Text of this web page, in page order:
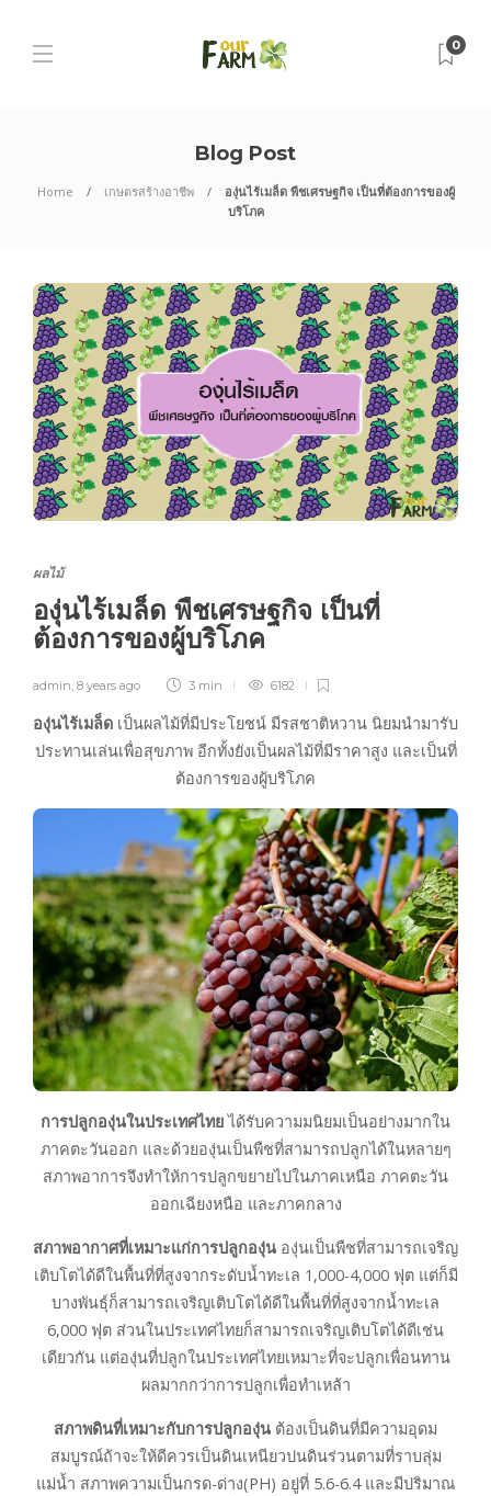
0
Blog Post
Home เกษตรสร้างอาชีพ
องุ่นไร้เมล็ด พืชเศรษฐกิจ เป็นที่ต้องการของผู้
บริโภค
ผลไม้
องุ่นไร้เมล็ด พืชเศรษฐกิจ เป็นที่
ต้องการของผู้บริโภค
admin 8 years ago 3 min 6182
องุ่นไร้เมล็ด เป็นผลไม้ที่มีประโยชน์ มีรสชาติหวาน นิยมนำมารับ
ประทานเล่นเพื่อสุขภาพ อีกทั้งยังเป็นผลไม้ที่มีราคาสูง และเป็นที่
ต้องการของผู้บริโภค
การปลูกองุ่นในประเทศไทยได้รับความมนิยมเป็นอย่างมากใน
ภาคตะวันออก และด้วยองุ่นเป็นพืชที่สามารถปลูกได้ในหลายๆ
สภาพอาการจึงทำให้การปลูกขยายไปในภาคเหนือ ภาคตะวัน
ออกเฉียงหนือ และภาคกลาง
สภาพอากาศที่เหมาะแก่การปลูกองุ่น องุ่นเป็นพืชที่สามารถเจริญ
เติบโตได้ดีในพื้นที่ที่สูงจากระดับน้ำทะเล 1,000-4,000 ฟุต แต่ก็มี
บางพันธุ์ก็สามารถเจริญเติบโตได้ดีในพื้นที่ที่สูงจากน้ำทะเล
6,000 ฟุต ส่วนในประเทศไทยก็สามารถเจริญเติบโตได้ดีเช่น
เดียวกัน แต่องุ่นที่ปลูกในประเทศไทยเหมาะที่จะปลูกเพื่อนทาน
ผลมากกว่าการปลูกเพื่อทำเหล้า
สภาพดินที่เหมาะกับการปลูกองุ่น ต้องเป็นดินที่มีความอุดม
สมบูรณ์ถ้าจะให้ดีควรเป็นดินเหนียวปนดินร่วนตามที่ราบลุ่ม
แม่น้ำ สภาพความเป็นกรด-ด่าง(PH) อยู่ที่ 5.6-6.4 และมีปริมาณ